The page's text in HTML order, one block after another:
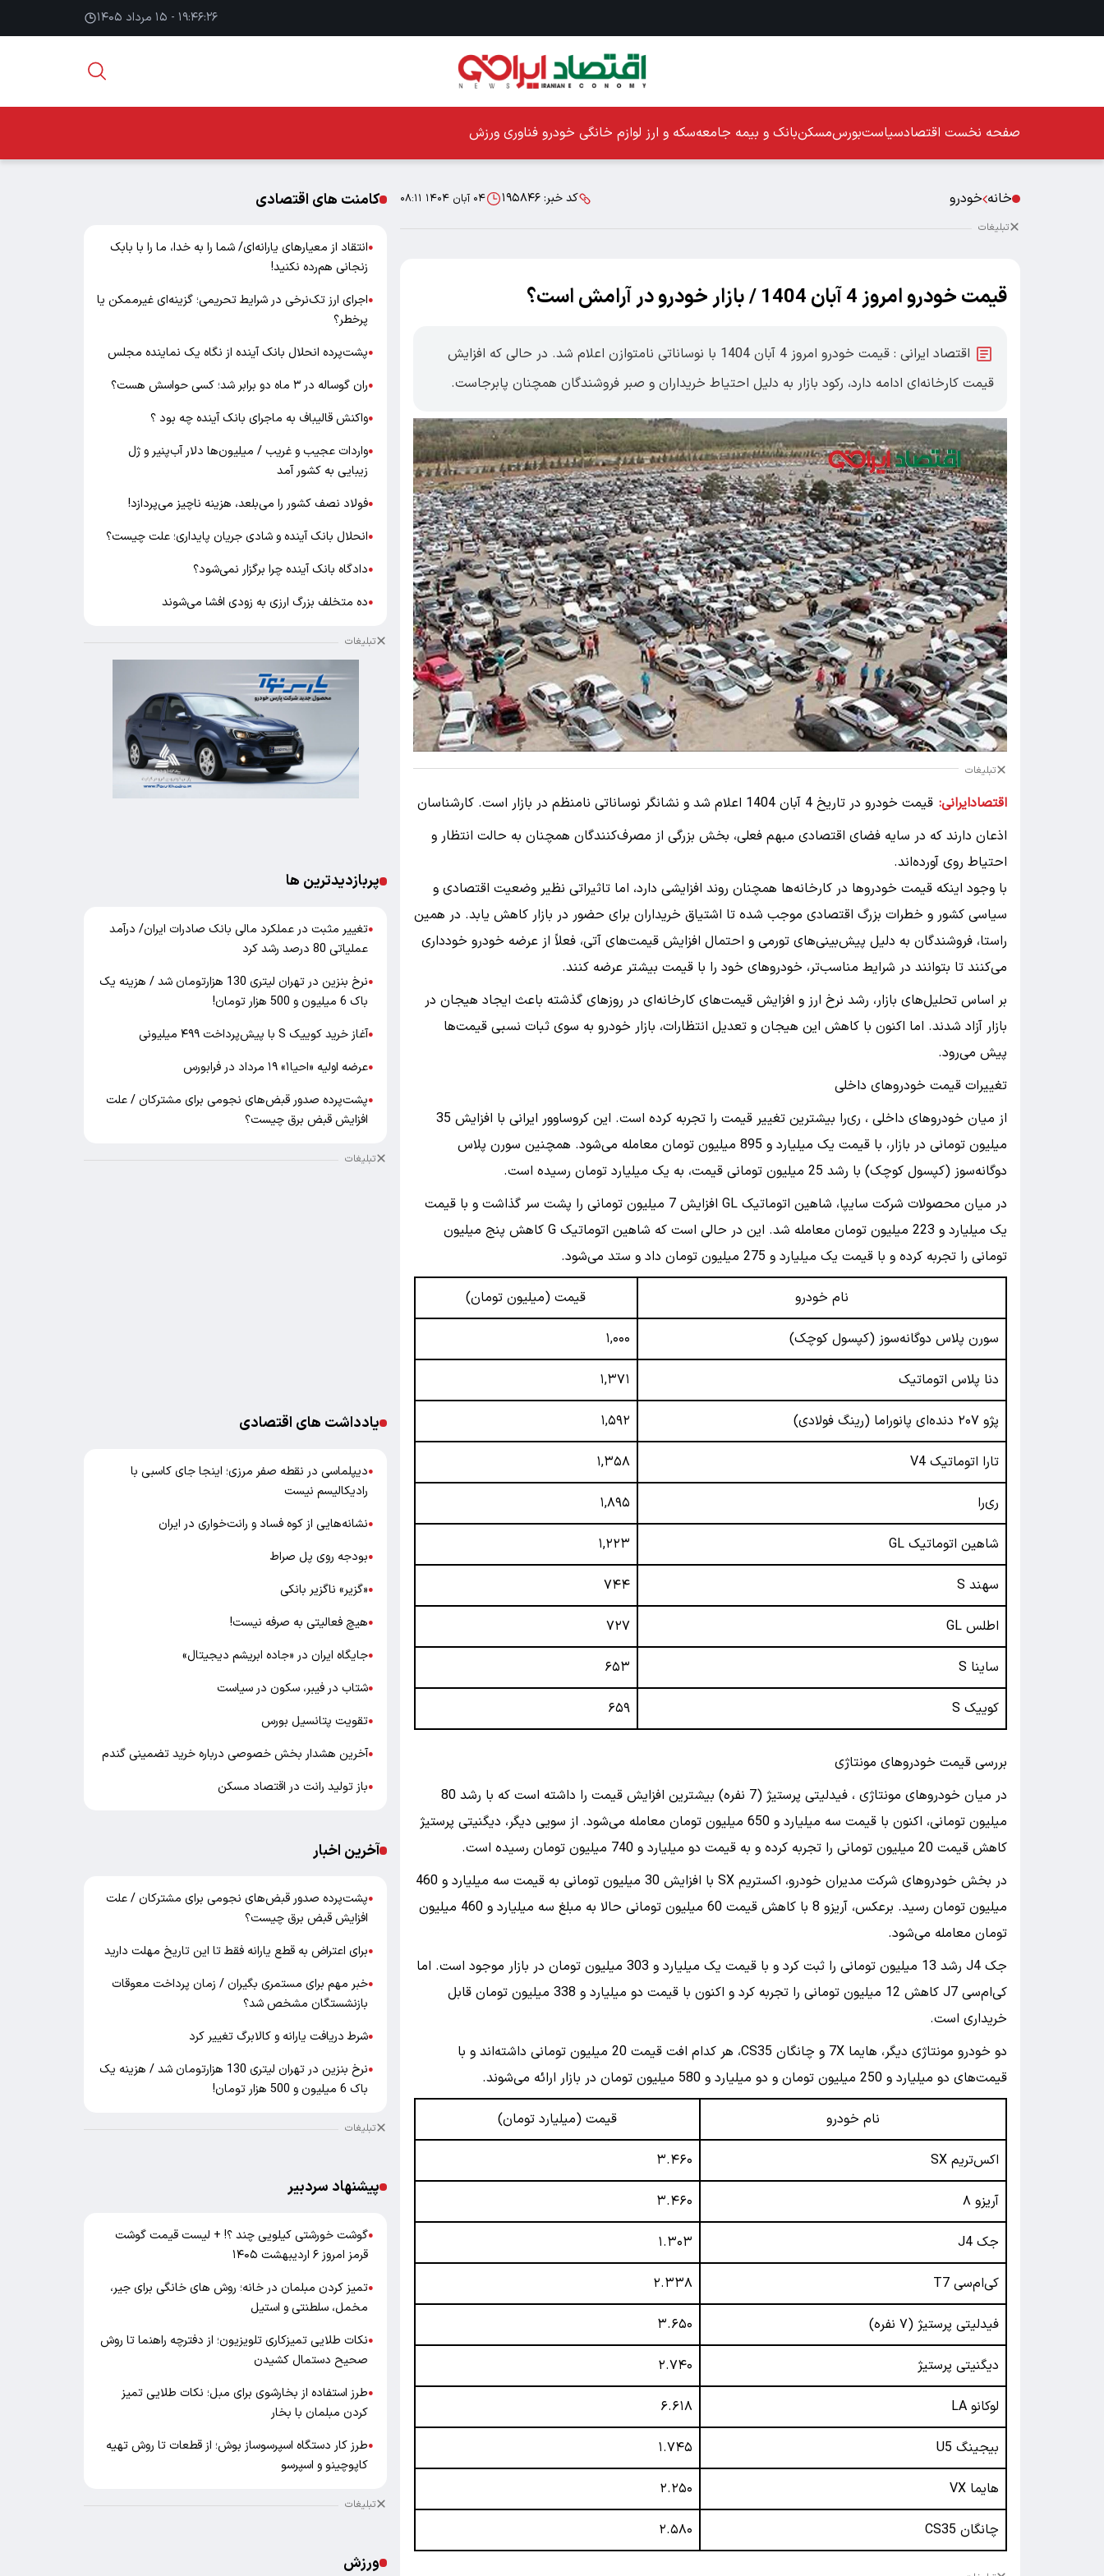
۱۹:۴۶:۲۷ - ۱۵ مرداد ۱۴۰۵
صفحه نخست اقتصادسیاستبورسمسکنبانک و بیمه جامعهسکه و ارز لوازم خانگی خودرو فناوری ورزش
خانه خودرو کد خبر: ۱۹۵۸۴۶ ۰۴ آبان ۱۴۰۴ ۰۸:۱۱
تبلیغات
قیمت خودرو امروز 4 آبان 1404 / بازار خودرو در آرامش است؟
اقتصاد ایرانی : قیمت خودرو امروز 4 آبان 1404 با نوساناتی نامتوازن اعلام شد. در حالی که افزایش
قیمت کارخانه‌ای ادامه دارد، رکود بازار به دلیل احتیاط خریداران و صبر فروشندگان همچنان پابرجاست.
تبلیغات
اقتصادایرانی:
قیمت خودرو در تاریخ 4 آبان 1404 اعلام شد و نشانگر نوساناتی نامنظم در بازار است. کارشناسان
اذعان دارند که در سایه فضای اقتصادی مبهم فعلی، بخش بزرگی از مصرف‌کنندگان همچنان به حالت انتظار و
احتیاط روی آورده‌اند.
با وجود اینکه قیمت خودروها در کارخانه‌ها همچنان روند افزایشی دارد، اما تاثیراتی نظیر وضعیت اقتصادی و
سیاسی کشور و خطرات بزرگ اقتصادی موجب شده تا اشتیاق خریداران برای حضور در بازار کاهش یابد. در همین
راستا، فروشندگان به دلیل پیش‌بینی‌های تورمی و احتمال افزایش قیمت‌های آتی، فعلاً از عرضه خودرو خودداری
می‌کنند تا بتوانند در شرایط مناسب‌تر، خودروهای خود را با قیمت بیشتر عرضه کنند.
بر اساس تحلیل‌های بازار، رشد نرخ ارز و افزایش قیمت‌های کارخانه‌ای در روزهای گذشته باعث ایجاد هیجان در
بازار آزاد شدند. اما اکنون با کاهش این هیجان و تعدیل انتظارات، بازار خودرو به سوی ثبات نسبی قیمت‌ها
پیش می‌رود.
تغییرات قیمت خودروهای داخلی
از میان خودروهای داخلی ، ری‌را بیشترین تغییر قیمت را تجربه کرده است. این کروساوور ایرانی با افزایش 35
میلیون تومانی در بازار، با قیمت یک میلیارد و 895 میلیون تومان معامله می‌شود. همچنین سورن پلاس
دوگانه‌سوز (کپسول کوچک) با رشد 25 میلیون تومانی قیمت، به یک میلیارد تومان رسیده است.
در میان محصولات شرکت سایپا، شاهین اتوماتیک GL افزایش 7 میلیون تومانی را پشت سر گذاشت و با قیمت
یک میلیارد و 223 میلیون تومان معامله شد. این در حالی است که شاهین اتوماتیک G کاهش پنج میلیون
تومانی را تجربه کرده و با قیمت یک میلیارد و 275 میلیون تومان داد و ستد می‌شود.
نام خودرو قیمت (میلیون تومان)
سورن پلاس دوگانه‌سوز (کپسول کوچک) ۱,۰۰۰
دنا پلاس اتوماتیک ۱,۳۷۱
پژو ۲۰۷ دنده‌ای پانوراما (رینگ فولادی) ۱,۵۹۲
تارا اتوماتیک V4 ۱,۳۵۸
ری‌را ۱,۸۹۵
شاهین اتوماتیک GL ۱,۲۲۳
سهند S ۷۴۴
اطلس GL ۷۲۷
ساینا S ۶۵۳
کوییک S ۶۵۹
بررسی قیمت خودروهای مونتاژی
در میان خودروهای مونتاژی ، فیدلیتی پرستیژ (7 نفره) بیشترین افزایش قیمت را داشته است که با رشد 80
میلیون تومانی، اکنون با قیمت سه میلیارد و 650 میلیون تومان معامله می‌شود. از سویی دیگر، دیگنیتی پرستیژ
کاهش قیمت 20 میلیون تومانی را تجربه کرده و به قیمت دو میلیارد و 740 میلیون تومان رسیده است.
در بخش خودروهای شرکت مدیران خودرو، اکستریم SX با افزایش 30 میلیون تومانی به قیمت سه میلیارد و 460
میلیون تومان رسید. برعکس، آریزو 8 با کاهش قیمت 60 میلیون تومانی حالا به مبلغ سه میلیارد و 460 میلیون
تومان معامله می‌شود.
جک J4 رشد 13 میلیون تومانی را ثبت کرد و با قیمت یک میلیارد و 303 میلیون تومان در بازار موجود است. اما
کی‌ام‌سی J7 کاهش 12 میلیون تومانی را تجربه کرد و اکنون با قیمت دو میلیارد و 338 میلیون تومان قابل
خریداری است.
دو خودرو مونتاژی دیگر، هایما 7X و چانگان CS35، هر کدام افت قیمت 20 میلیون تومانی داشته‌اند و با
قیمت‌های دو میلیارد و 250 میلیون تومان و دو میلیارد و 580 میلیون تومان در بازار ارائه می‌شوند.
نام خودرو قیمت (میلیارد تومان)
اکس‌تریم SX ۳.۴۶۰
آریزو ۸ ۳.۴۶۰
جک J4 ۱.۳۰۳
کی‌ام‌سی T7 ۲.۳۳۸
فیدلیتی پرستیژ (۷ نفره) ۳.۶۵۰
دیگنیتی پرستیژ ۲.۷۴۰
لوکانو LA ۶.۶۱۸
بیجینگ U5 ۱.۷۴۵
هایما VX ۲.۲۵۰
چانگان CS35 ۲.۵۸۰
کامنت های اقتصادی
●انتقاد از معیارهای یارانه‌ای/ شما را به خدا، ما را با بابک
زنجانی هم‌رده نکنید!
●اجرای ارز تک‌نرخی در شرایط تحریمی؛ گزینه‌ای غیرممکن یا
پرخطر؟
●پشت‌پرده انحلال بانک آینده از نگاه یک نماینده مجلس
●ران گوساله در ۳ ماه دو برابر شد؛ کسی حواسش هست؟
●واکنش قالیباف به ماجرای بانک آینده چه بود ؟
●واردات عجیب و غریب / میلیون‌ها دلار آب‌پنیر و ژل
زیبایی به کشور آمد
●فولاد نصف کشور را می‌بلعد، هزینه ناچیز می‌پردازد!
●انحلال بانک آینده و شادی جریان پایداری؛ علت چیست؟
●دادگاه بانک آینده چرا برگزار نمی‌شود؟
●ده متخلف بزرگ ارزی به زودی افشا می‌شوند
تبلیغات
پربازدیدترین ها
●تغییر مثبت در عملکرد مالی بانک صادرات ایران/ درآمد
عملیاتی 80 درصد رشد کرد
●
نرخ بنزین در تهران لیتری 130 هزارتومان شد / هزینه یک
باک 6 میلیون و 500 هزار تومان!
●آغاز خرید کوییک S با پیش‌پرداخت ۴۹۹ میلیونی
●عرضه اولیه «احیا۱» ۱۹ مرداد در فرابورس
●پشت‌پرده صدور قبض‌های نجومی برای مشترکان / علت
افزایش قبض برق چیست؟
تبلیغات
یادداشت های اقتصادی
●دیپلماسی در نقطه صفر مرزی؛ اینجا جای کاسبی با
رادیکالیسم نیست
●نشانه‌هایی از کوه فساد و رانت‌خواری در ایران
●بودجه روی پل صراط
●«گزیر» ناگزیر بانکی
●هیچ فعالیتی به صرفه نیست!
●جایگاه ایران در «جاده ابریشم دیجیتال»
●شتاب در فیبر، سکون در سیاست
●تقویت پتانسیل بورس
●آخرین هشدار بخش خصوصی درباره خرید تضمینی گندم
●باز تولید رانت در اقتصاد مسکن
آخرین اخبار
●پشت‌پرده صدور قبض‌های نجومی برای مشترکان / علت
افزایش قبض برق چیست؟
●برای اعتراض به قطع یارانه فقط تا این تاریخ مهلت دارید
●خبر مهم برای مستمری بگیران / زمان پرداخت معوقات
بازنشستگان مشخص شد؟
●شرط دریافت یارانه و کالابرگ تغییر کرد
●
نرخ بنزین در تهران لیتری 130 هزارتومان شد / هزینه یک
باک 6 میلیون و 500 هزار تومان!
تبلیغات
پیشنهاد سردبیر
●گوشت خورشتی کیلویی چند ؟! + لیست قیمت گوشت
قرمز امروز ۶ اردیبهشت ۱۴۰۵
●تمیز کردن مبلمان در خانه؛ روش های خانگی برای جیر،
مخمل، سلطنتی و استیل
●نکات طلایی تمیزکاری تلویزیون؛ از دفترچه راهنما تا روش
صحیح دستمال کشیدن
●طرز استفاده از بخارشوی برای مبل؛ نکات طلایی تمیز
کردن مبلمان با بخار
●طرز کار دستگاه اسپرسوساز بوش؛ از قطعات تا روش تهیه
کاپوچینو و اسپرسو
تبلیغات
ورزش